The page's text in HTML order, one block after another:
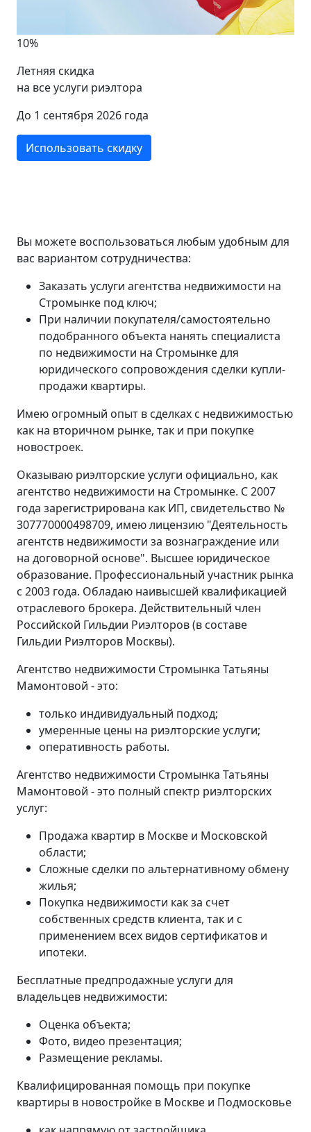
10%
Летняя скидка
на все услуги риэлтора
До 1 сентября 2026 года
Использовать скидку
Вы можете воспользоваться любым удобным для
вас вариантом сотрудничества:
Заказать услуги агентства недвижимости на
Стромынке под ключ;
При наличии покупателя/самостоятельно
подобранного объекта нанять специалиста
по недвижимости на Стромынке для
юридического сопровождения сделки купли-
продажи квартиры.
Имею огромный опыт в сделках с недвижимостью
как на вторичном рынке, так и при покупке
новостроек.
Оказываю риэлторские услуги официально, как
агентство недвижимости на Стромынке. С 2007
года зарегистрирована как ИП, свидетельство №
307770000498709, имею лицензию "Деятельность
агентств недвижимости за вознаграждение или
на договорной основе". Высшее юридическое
образование. Профессиональный участник рынка
с 2003 года. Обладаю наивысшей квалификацией
отраслевого брокера. Действительный член
Российской Гильдии Риэлторов (в составе
Гильдии Риэлторов Москвы).
Агентство недвижимости Стромынка Татьяны
Мамонтовой - это:
только индивидуальный подход;
умеренные цены на риэлторские услуги;
оперативность работы.
Агентство недвижимости Стромынка Татьяны
Мамонтовой - это полный спектр риэлторских
услуг:
Продажа квартир в Москве и Московской
области;
Сложные сделки по альтернативному обмену
жилья;
Покупка недвижимости как за счет
собственных средств клиента, так и с
применением всех видов сертификатов и
ипотеки.
Бесплатные предпродажные услуги для
владельцев недвижимости:
Оценка объекта;
Фото, видео презентация;
Размещение рекламы.
Квалифицированная помощь при покупке
квартиры в новостройке в Москве и Подмосковье